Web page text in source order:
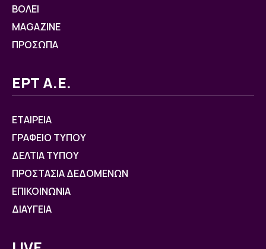
ΒOΛΕΙ
MAGAZINE
ΠΡΟΣΩΠΑ
ΕΡΤ Α.Ε.
ΕΤΑΙΡΕΙΑ
ΓΡΑΦΕΙΟ ΤΥΠΟΥ
ΔΕΛΤΙΑ ΤΥΠΟΥ
ΠΡΟΣΤΑΣΙΑ ΔΕΔΟΜΕΝΩΝ
ΕΠΙΚΟΙΝΩΝΙΑ
ΔΙΑΥΓΕΙΑ